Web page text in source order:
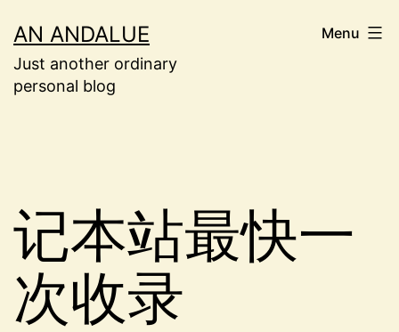
to
content
AN ANDALUE
Just another ordinary
personal blog
Menu
记本站最快一
次收录